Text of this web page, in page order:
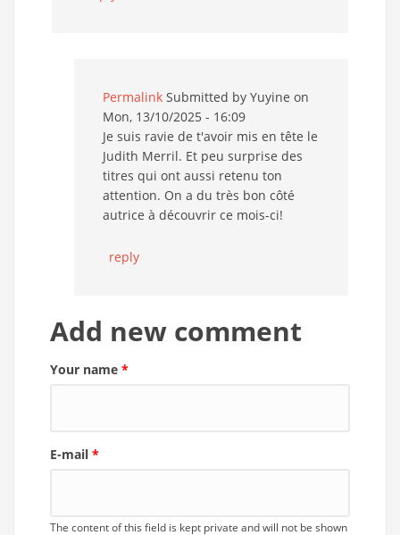
Permalink Submitted by Yuyine on
Mon, 13/10/2025 - 16:09
Je suis ravie de t'avoir mis en tête le
Judith Merril. Et peu surprise des
titres qui ont aussi retenu ton
attention. On a du très bon côté
autrice à découvrir ce mois-ci!
reply
Add new comment
Your name *
E-mail *
The content of this field is kept private and will not be shown